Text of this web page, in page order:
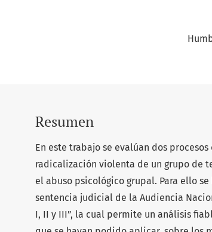
Resumen
En este trabajo se evalúan dos
radicalización violenta de un grupo de
el abuso psicológico grupal. Para ello
sentencia judicial de la Audiencia
I, II y III”, la cual permite un análisis